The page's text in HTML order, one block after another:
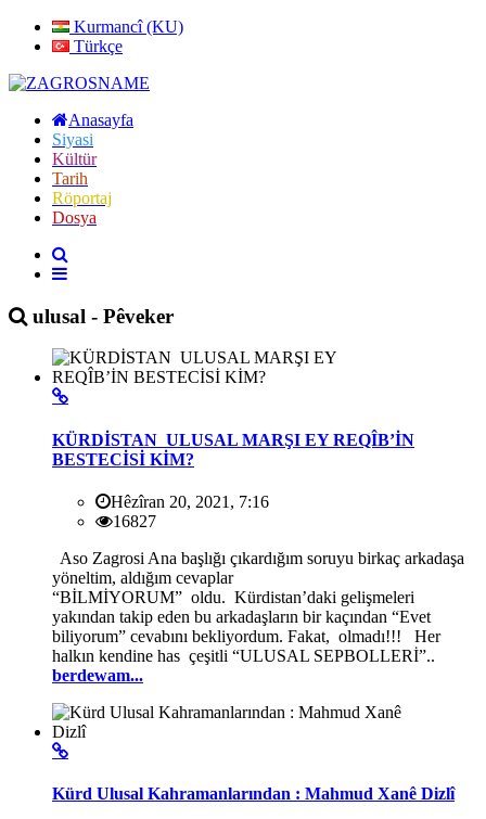
Kurmancî (KU)
Türkçe
Anasayfa
Siyasi
Kültür
Tarih
Röportaj
Dosya
ulusal - Pêveker
KÜRDİSTAN ULUSAL MARŞI EY REQÎB’İN
BESTECİSİ KİM?
Hêzîran 20, 2021, 7:16
16827
Aso Zagrosi Ana başlığı çıkardığım soruyu birkaç arkadaşa
yöneltim, aldığım cevaplar
“BİLMİYORUM” oldu. Kürdistan’daki gelişmeleri
yakından takip eden bu arkadaşların bir kaçından “Evet
biliyorum” cevabını bekliyordum. Fakat, olmadı!!! Her
halkın kendine has çeşitli “ULUSAL SEPBOLLERİ”..
berdewam...
Kürd Ulusal Kahramanlarından : Mahmud Xanê Dizlî